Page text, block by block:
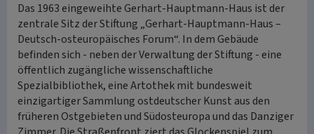
Das 1963 eingeweihte Gerhart-Hauptmann-Haus ist der
zentrale Sitz der Stiftung „Gerhart-Hauptmann-Haus –
Deutsch-osteuropäisches Forum“. In dem Gebäude
befinden sich - neben der Verwaltung der Stiftung - eine
öffentlich zugängliche wissenschaftliche
Spezialbibliothek, eine Artothek mit bundesweit
einzigartiger Sammlung ostdeutscher Kunst aus den
früheren Ostgebieten und Südosteuropa und das Danziger